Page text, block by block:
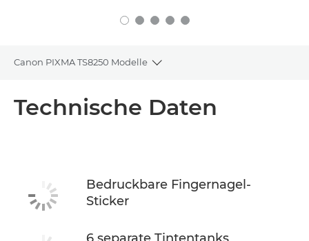
Canon PIXMA TS8250 Modelle
Toggle breadcrumbs
TINTE KAUFEN
Technische Daten
Bedruckbare Fingernagel-
Sticker